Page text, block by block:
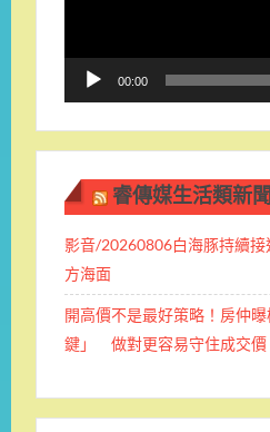
00:00
睿傳媒生活類新
影音/20260806白海豚持續
方海面
開高價不是最好策略！房仲
鍵」 做對更容易守住成交價